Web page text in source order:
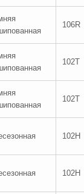
106R
102T
102T
102H
102H